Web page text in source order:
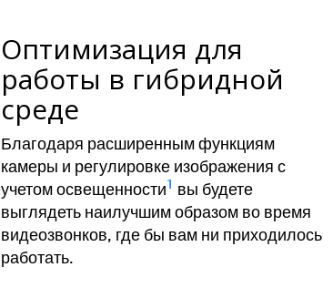
Оптимизация для
работы в гибридной
среде
Благодаря расширенным функциям
камеры и регулировке изображения с
учетом освещенности1 вы будете
выглядеть наилучшим образом во время
видеозвонков, где бы вам ни приходилось
работать.